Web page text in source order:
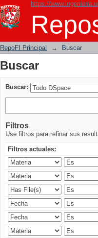
https://
Buscar
RepoFI Principal → Buscar
Buscar
Buscar:
Filtros
Use filtros para refinar sus
Filtros actuales: